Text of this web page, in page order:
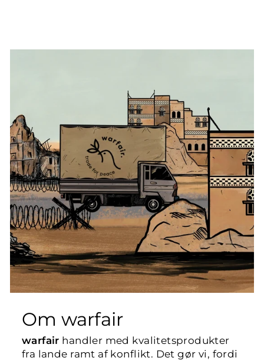
Om warfair
warfair handler med kvalitetsprodukter
fra lande ramt af konflikt. Det gør vi, fordi